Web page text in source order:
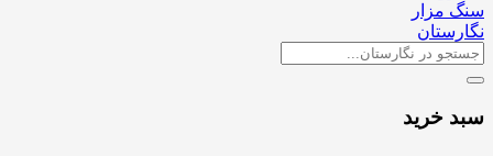
سبد خرید